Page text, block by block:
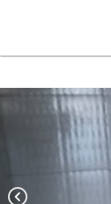
chevron_left